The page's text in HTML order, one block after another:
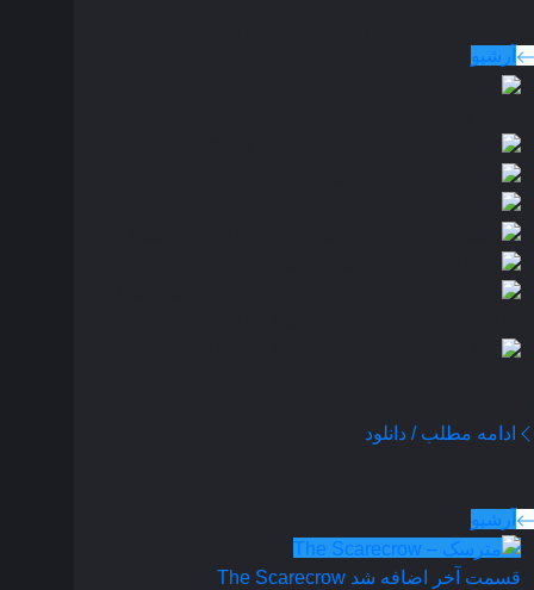
آرشیو
ادامه مطلب / دانلود
آرشیو
قسمت آخر اضافه شد The Scarecrow